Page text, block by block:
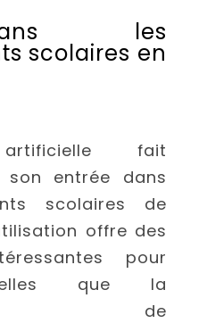
les
scolaires en
artificielle fait
son entrée dans
scolaires de
offre des
pour
telles que la
de